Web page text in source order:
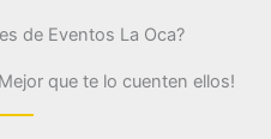
de Eventos La Oca?
que te lo cuenten ellos!